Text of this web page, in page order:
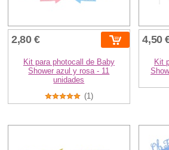
2,80 €
Kit para photocall de Baby
Shower azul y rosa - 11
unidades
(1)
4,50
Kit